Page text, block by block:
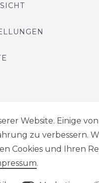
Website. Einige
zu verbessern.
Cookies und Ihren
.